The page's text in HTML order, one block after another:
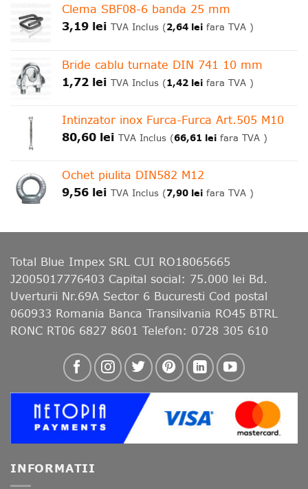
Clema SBF08-6 banda 25 mm
3,19 lei TVA Inclus (2,64 lei fara TVA )
Bride cablu turnate DIN 741 10 mm
1,72 lei TVA Inclus (1,42 lei fara TVA )
Intinzator inox Furca-Furca Art.505 M10
80,60 lei TVA Inclus (66,61 lei fara TVA )
Ochet piulita DIN582 M12
9,56 lei TVA Inclus (7,90 lei fara TVA )
Total Blue Impex SRL CUI RO18065665
J2005017776403 Capital social: 75.000 lei Bd.
Uverturii Nr.69A Sector 6 Bucuresti Cod postal
060933 Romania Banca Transilvania RO45 BTRL
RONC RT06 6827 8601 Telefon: 0728 305 610
INFORMATII